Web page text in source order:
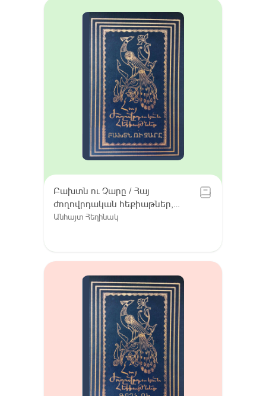
Բախտն ու Չարը / Հայ
ժողովրդական հեքիաթներ,
Հատոր VIII / Գուգարք (Լոռի),
Անհայտ Հեղինակ